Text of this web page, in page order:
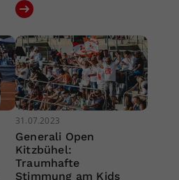
31.07.2023
Generali Open
Kitzbühel:
Traumhafte
Stimmung am Kids